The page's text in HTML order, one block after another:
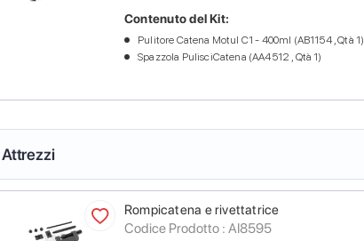
Contenuto del Kit:
Pulitore Catena Motul C1 - 400ml (AB1154 , Qtà 1)
Spazzola PulisciCatena (AA4512 , Qtà 1)
Attrezzi
Rompicatena e rivettatrice
Codice Prodotto : AI8595